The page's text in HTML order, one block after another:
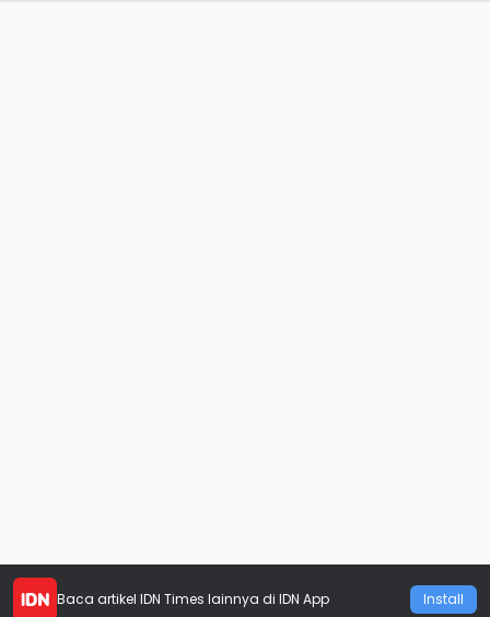
Baca artikel IDN Times lainnya di IDN App Install